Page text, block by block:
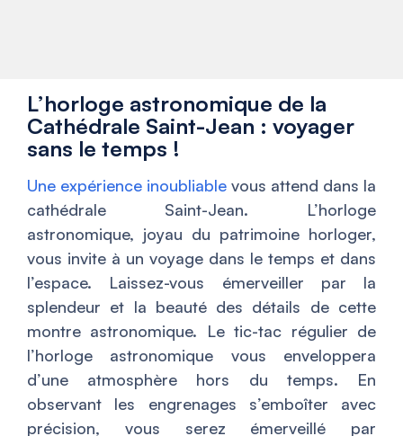
L’horloge astronomique de la
Cathédrale Saint-Jean : voyager
sans le temps !
Une expérience inoubliable vous attend dans la
cathédrale Saint-Jean. L’horloge
astronomique, joyau du patrimoine horloger,
vous invite à un voyage dans le temps et dans
l’espace. Laissez-vous émerveiller par la
splendeur et la beauté des détails de cette
montre astronomique. Le tic-tac régulier de
l’horloge astronomique vous enveloppera
d’une atmosphère hors du temps. En
observant les engrenages s’emboîter avec
précision, vous serez émerveillé par